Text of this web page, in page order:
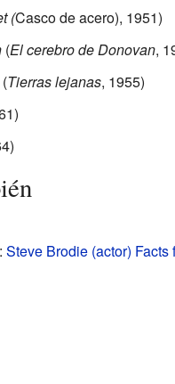
(Casco de acero), 1951)
(El cerebro de Donovan,
(Tierras lejanas, 1955)
Steve Brodie (actor) Facts